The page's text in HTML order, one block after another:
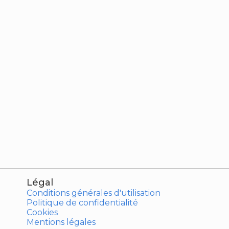
Légal
Conditions générales d'utilisation
Politique de confidentialité
Cookies
Mentions légales